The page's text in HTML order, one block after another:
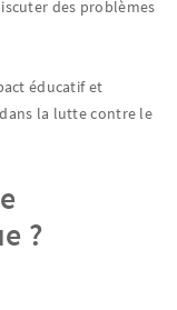
des problèmes
éducatif et
la lutte contre le
?